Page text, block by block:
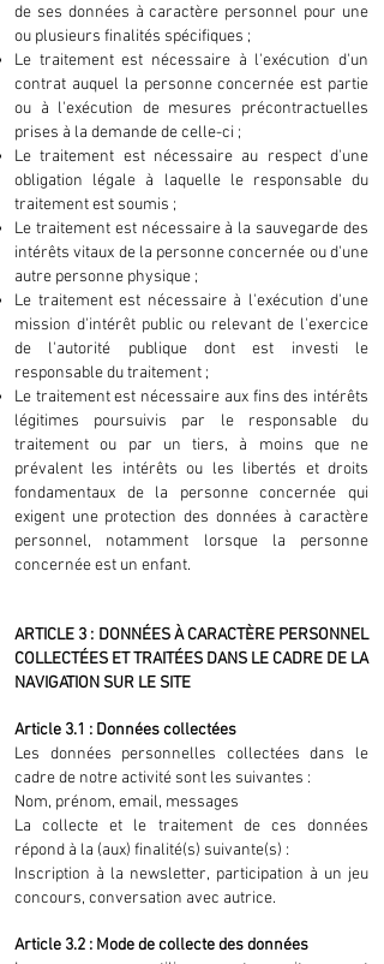
de ses données à caractère personnel pour une
ou plusieurs finalités spécifiques ;
Le traitement est nécessaire à l'exécution d'un
contrat auquel la personne concernée est partie
ou à l'exécution de mesures précontractuelles
prises à la demande de celle-ci ;
Le traitement est nécessaire au respect d'une
obligation légale à laquelle le responsable du
traitement est soumis ;
Le traitement est nécessaire à la sauvegarde des
intérêts vitaux de la personne concernée ou d'une
autre personne physique ;
Le traitement est nécessaire à l'exécution d'une
mission d'intérêt public ou relevant de l'exercice
de l'autorité publique dont est investi le
responsable du traitement ;
Le traitement est nécessaire aux fins des intérêts
légitimes poursuivis par le responsable du
traitement ou par un tiers, à moins que ne
prévalent les intérêts ou les libertés et droits
fondamentaux de la personne concernée qui
exigent une protection des données à caractère
personnel, notamment lorsque la personne
concernée est un enfant.
ARTICLE 3 : DONNÉES À CARACTÈRE PERSONNEL
COLLECTÉES ET TRAITÉES DANS LE CADRE DE LA
NAVIGATION SUR LE SITE
Article 3.1 : Données collectées
Les données personnelles collectées dans le
cadre de notre activité sont les suivantes :
Nom, prénom, email, messages
La collecte et le traitement de ces données
répond à la (aux) finalité(s) suivante(s) :
Inscription à la newsletter, participation à un jeu
concours, conversation avec autrice.
Article 3.2 : Mode de collecte des données